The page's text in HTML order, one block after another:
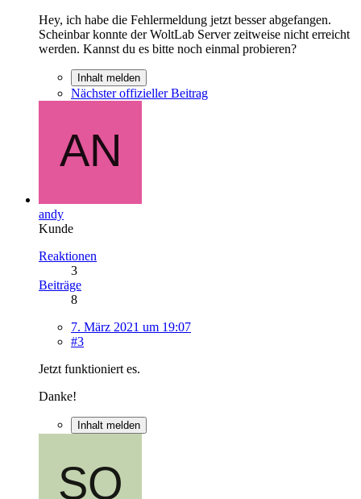
Hey, ich habe die Fehlermeldung jetzt besser abgefangen.
Scheinbar konnte der WoltLab Server zeitweise nicht erreicht
werden. Kannst du es bitte noch einmal probieren?
Inhalt melden
Nächster offizieller Beitrag
andy
Kunde
Reaktionen
3
Beiträge
8
7. März 2021 um 19:07
#3
Jetzt funktioniert es.
Danke!
Inhalt melden